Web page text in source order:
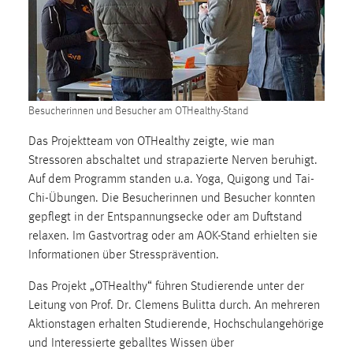
Besucherinnen und Besucher am OTHealthy-Stand
Das Projektteam von OTHealthy zeigte, wie man
Stressoren abschaltet und strapazierte Nerven beruhigt.
Auf dem Programm standen u.a. Yoga, Quigong und Tai-
Chi-Übungen. Die Besucherinnen und Besucher konnten
gepflegt in der Entspannungsecke oder am Duftstand
relaxen. Im Gastvortrag oder am AOK-Stand erhielten sie
Informationen über Stressprävention.
Das Projekt „OTHealthy“ führen Studierende unter der
Leitung von Prof. Dr. Clemens Bulitta durch. An mehreren
Aktionstagen erhalten Studierende, Hochschulangehörige
und Interessierte geballtes Wissen über
1 Jahr
Performance
Name:
staticfilecache
Zweck:
Für performante Seitenauslieferung wird in diesem Cookie
Sprachpräferenz
Name:
Zweck:
Das Cookie speichert die gewählte Sprache der Website.
Cookie Laufzeit: